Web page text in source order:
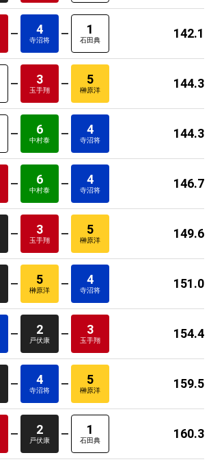
4
寺沼将
1
石田典 142.1
3
玉手翔
5
榊原洋 144.3
6
中村泰
4
寺沼将 144.3
6
中村泰
4
寺沼将 146.7
3
玉手翔
5
榊原洋 149.6
5
榊原洋
4
寺沼将 151.0
2
戸伏康
3
玉手翔 154.4
4
寺沼将
5
榊原洋 159.5
2
戸伏康
1
石田典 160.3